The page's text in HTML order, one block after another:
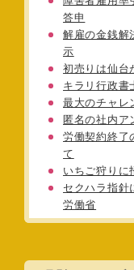
答申
解雇の金銭
示
初売りは仙台
キラリ行政書
最大のチャレ
匿名の社内ア
労働契約終了
て
いちご狩りに
セクハラ指
労働省